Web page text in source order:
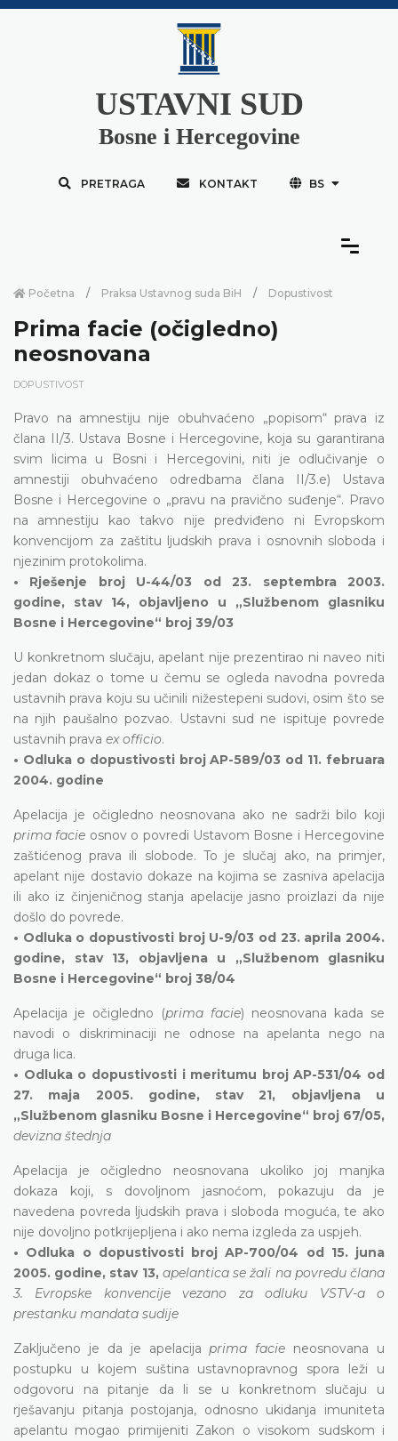
USTAVNI SUD
Bosne i Hercegovine
PRETRAGA KONTAKT BS
Početna Praksa Ustavnog suda BiH Dopustivost
Prima facie (očigledno)
neosnovana
DOPUSTIVOST
Pravo na amnestiju nije obuhvaćeno „popisom“ prava iz
člana II/3. Ustava Bosne i Hercegovine, koja su garantirana
svim licima u Bosni i Hercegovini, niti je odlučivanje o
amnestiji obuhvaćeno odredbama člana II/3.e) Ustava
Bosne i Hercegovine o „pravu na pravično suđenje“. Pravo
na amnestiju kao takvo nije predviđeno ni Evropskom
konvencijom za zaštitu ljudskih prava i osnovnih sloboda i
njezinim protokolima.
• Rješenje broj U-44/03 od 23. septembra 2003.
godine, stav 14, objavljeno u „Službenom glasniku
Bosne i Hercegovine“ broj 39/03
U konkretnom slučaju, apelant nije prezentirao ni naveo niti
jedan dokaz o tome u čemu se ogleda navodna povreda
ustavnih prava koju su učinili nižestepeni sudovi, osim što se
na njih paušalno pozvao. Ustavni sud ne ispituje povrede
ustavnih prava ex officio.
• Odluka o dopustivosti broj AP-589/03 od 11. februara
2004. godine
Apelacija je očigledno neosnovana ako ne sadrži bilo koji
prima facie osnov o povredi Ustavom Bosne i Hercegovine
zaštićenog prava ili slobode. To je slučaj ako, na primjer,
apelant nije dostavio dokaze na kojima se zasniva apelacija
ili ako iz činjeničnog stanja apelacije jasno proizlazi da nije
došlo do povrede.
• Odluka o dopustivosti broj U-9/03 od 23. aprila 2004.
godine, stav 13, objavljena u „Službenom glasniku
Bosne i Hercegovine“ broj 38/04
Apelacija je očigledno (prima facie) neosnovana kada se
navodi o diskriminaciji ne odnose na apelanta nego na
druga lica.
• Odluka o dopustivosti i meritumu broj AP-531/04 od
27. maja 2005. godine, stav 21, objavljena u
„Službenom glasniku Bosne i Hercegovine“ broj 67/05,
devizna štednja
Apelacija je očigledno neosnovana ukoliko joj manjka
dokaza koji, s dovoljnom jasnoćom, pokazuju da je
navedena povreda ljudskih prava i sloboda moguća, te ako
nije dovoljno potkrijepljena i ako nema izgleda za uspjeh.
• Odluka o dopustivosti broj AP-700/04 od 15. juna
2005. godine, stav 13, apelantica se žali na povredu člana
3. Evropske konvencije vezano za odluku VSTV-a o
prestanku mandata sudije
Zaključeno je da je apelacijaprima facie neosnovana u
postupku u kojem suština ustavnopravnog spora leži u
odgovoru na pitanje da li se u konkretnom slučaju u
rješavanju pitanja postojanja, odnosno ukidanja imuniteta
apelantu mogao primijeniti Zakon o visokom sudskom i